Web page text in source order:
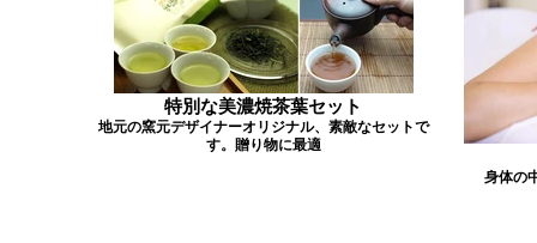
特別な美濃焼茶葉セット
地元の窯元デザイナーオリジナル、素敵なセットで
す。贈り物に最適
身体の